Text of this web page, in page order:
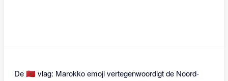
De 🇲🇦 vlag: Marokko emoji vertegenwoordigt de Noord-